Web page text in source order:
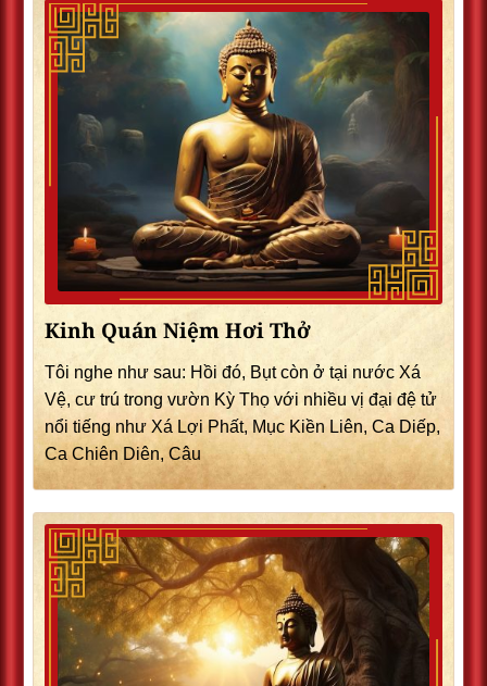
Kinh Quán Niệm Hơi Thở
Tôi nghe như sau: Hồi đó, Bụt còn ở tại nước Xá
Vệ, cư trú trong vườn Kỳ Thọ với nhiều vị đại đệ tử
nổi tiếng như Xá Lợi Phất, Mục Kiền Liên, Ca Diếp,
Ca Chiên Diên, Câu